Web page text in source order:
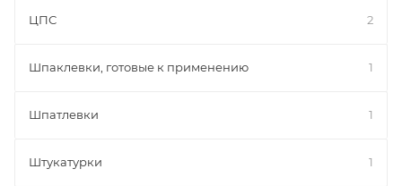
ЦПС 2
Шпаклевки, готовые к применению 1
Шпатлевки 1
Штукатурки 1